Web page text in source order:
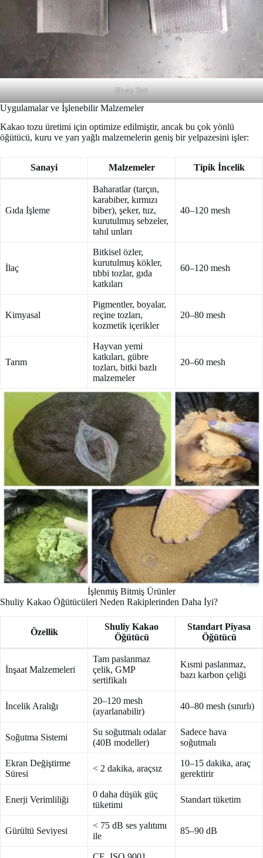
Ekran Teli
Uygulamalar ve İşlenebilir Malzemeler
Kakao tozu üretimi için optimize edilmiştir, ancak bu çok yönlü
öğütücü, kuru ve yarı yağlı malzemelerin geniş bir yelpazesini işler:
Sanayi Malzemeler Tipik İncelik
Gıda İşleme
Baharatlar (tarçın,
karabiber, kırmızı
biber), şeker, tuz,
kurutulmuş sebzeler,
tahıl unları
40–120 mesh
İlaç
Bitkisel özler,
kurutulmuş kökler,
tıbbi tozlar, gıda
katkıları
60–120 mesh
Kimyasal
Pigmentler, boyalar,
reçine tozları,
kozmetik içerikler
20–80 mesh
Tarım
Hayvan yemi
katkıları, gübre
tozları, bitki bazlı
malzemeler
20–60 mesh
İşlenmiş Bitmiş Ürünler
Shuliy Kakao Öğütücüleri Neden Rakiplerinden Daha İyi?
Özellik
Shuliy Kakao
Öğütücü
Standart Piyasa
Öğütücü
İnşaat Malzemeleri
Tam paslanmaz
çelik, GMP
sertifikalı
Kısmi paslanmaz,
bazı karbon çeliği
İncelik Aralığı
20–120 mesh
(ayarlanabilir)
40–80 mesh (sınırlı)
Soğutma Sistemi
Su soğutmalı odalar
(40B modeller)
Sadece hava
soğutmalı
Ekran Değiştirme
Süresi
< 2 dakika, araçsız
10–15 dakika, araç
gerektirir
Enerji Verimliliği
0 daha düşük güç
tüketimi
Standart tüketim
Gürültü Seviyesi
< 75 dB ses yalıtımı
ile
85–90 dB